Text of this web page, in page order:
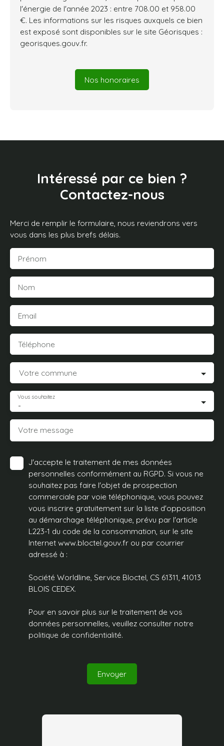
l'énergie de l'année 2023 : entre 708.00 et 958.00
€. Les informations sur les risques auxquels ce bien
est exposé sont disponibles sur le site Géorisques :
georisques.gouv.fr.
Nos honoraires
Intéressé par ce bien ?
Contactez-nous
Merci de remplir le formulaire, nous reviendrons vers
vous dans les plus brefs délais.
Prénom
Nom
Email
Téléphone
Votre commune
-
Vous souhaitez
Votre message
J'accepte le traitement de mes données
personnelles conformément au RGPD. Si vous ne
souhaitez pas faire l'objet de prospection
commerciale par voie téléphonique, vous pouvez
vous inscrire gratuitement sur la liste d'opposition
au démarchage téléphonique, prévu par l'article
L223-1 du code de la consommation, sur le site
Internet www.bloctel.gouv.fr ou par courrier
adressé à :
Société Worldline, Service Bloctel, CS 61311, 41013
BLOIS CEDEX.
Pour en savoir plus sur le traitement de vos
données personnelles, veuillez consulter notre
politique de confidentialité.
Envoyer